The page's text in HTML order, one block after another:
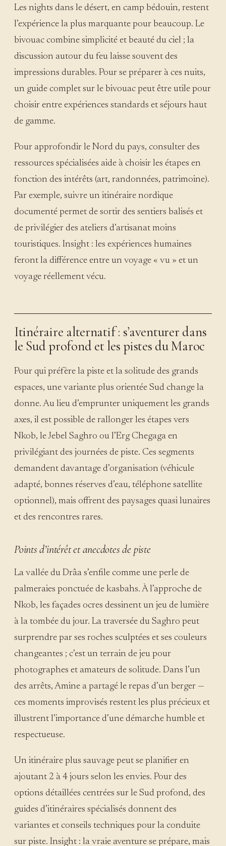
Les nights dans le désert, en camp bédouin, restent
l’expérience la plus marquante pour beaucoup. Le
bivouac combine simplicité et beauté du ciel ; la
discussion autour du feu laisse souvent des
impressions durables. Pour se préparer à ces nuits,
un guide complet sur le bivouac peut être utile pour
choisir entre expériences standards et séjours haut
de gamme.
Pour approfondir le Nord du pays, consulter des
ressources spécialisées aide à choisir les étapes en
fonction des intérêts (art, randonnées, patrimoine).
Par exemple, suivre un itinéraire nordique
documenté permet de sortir des sentiers balisés et
de privilégier des ateliers d’artisanat moins
touristiques. Insight : les expériences humaines
feront la différence entre un voyage « vu » et un
voyage réellement vécu.
Itinéraire alternatif : s’aventurer dans
le Sud profond et les pistes du Maroc
Pour qui préfère la piste et la solitude des grands
espaces, une variante plus orientée Sud change la
donne. Au lieu d’emprunter uniquement les grands
axes, il est possible de rallonger les étapes vers
Nkob, le Jebel Saghro ou l’Erg Chegaga en
privilégiant des journées de piste. Ces segments
demandent davantage d’organisation (véhicule
adapté, bonnes réserves d’eau, téléphone satellite
optionnel), mais offrent des paysages quasi lunaires
et des rencontres rares.
Points d’intérêt et anecdotes de piste
La vallée du Drâa s’enfile comme une perle de
palmeraies ponctuée de kasbahs. À l’approche de
Nkob, les façades ocres dessinent un jeu de lumière
à la tombée du jour. La traversée du Saghro peut
surprendre par ses roches sculptées et ses couleurs
changeantes ; c’est un terrain de jeu pour
photographes et amateurs de solitude. Dans l’un
des arrêts, Amine a partagé le repas d’un berger —
ces moments improvisés restent les plus précieux et
illustrent l’importance d’une démarche humble et
respectueuse.
Un itinéraire plus sauvage peut se planifier en
ajoutant 2 à 4 jours selon les envies. Pour des
options détaillées centrées sur le Sud profond, des
guides d’itinéraires spécialisés donnent des
variantes et conseils techniques pour la conduite
sur piste. Insight : la vraie aventure se prépare, mais